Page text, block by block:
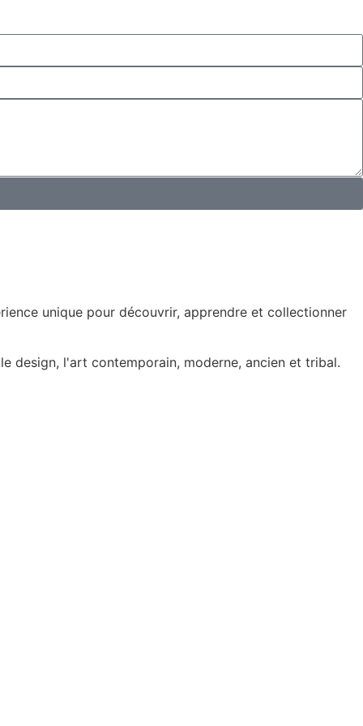
unique pour découvrir, apprendre et collectionner
design, l'art contemporain, moderne, ancien et tribal.